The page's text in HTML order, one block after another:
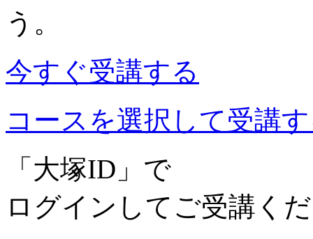
う。
今すぐ受講する
コースを選択して受講
「大塚ID」で
ログインしてご受講く